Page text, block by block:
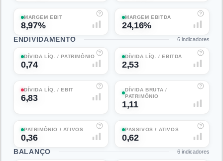
MARGEM EBIT
8,97%
MARGEM EBITDA
24,16%
ENDIVIDAMENTO 6 indicadores
DÍVIDA LÍQ. / PATRIMÔNIO
0,74
DÍVIDA LÍQ. / EBITDA
2,53
DÍVIDA LÍQ. / EBIT
6,83
DÍVIDA BRUTA /
PATRIMÔNIO
1,11
PATRIMÔNIO / ATIVOS
0,36
PASSIVOS / ATIVOS
0,62
BALANÇO 6 indicadores